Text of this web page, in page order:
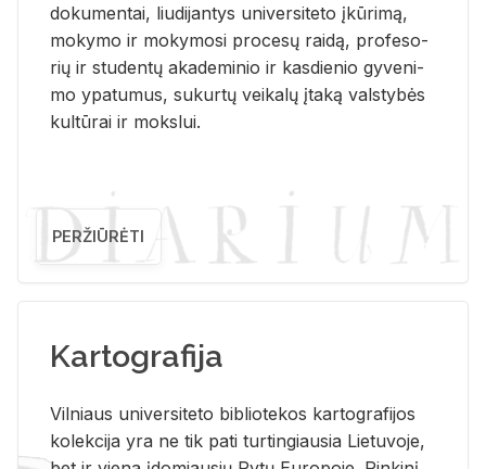
do­ku­men­tai, liu­di­jan­tys uni­ver­si­te­to įkū­ri­mą,
mo­ky­mo ir mo­ky­mo­si pro­ce­sų rai­dą, pro­fe­so­
rių ir stu­den­tų aka­de­mi­nio ir kas­die­nio gy­ve­ni­
mo ypa­tu­mus, su­kur­tų vei­ka­lų įta­ką vals­ty­bės
kul­tū­rai ir moks­lui.
PERŽIŪRĖTI
Kartografija
Vil­niaus uni­ver­si­te­to bi­b­lio­te­kos kar­to­gra­fi­jos
ko­lek­ci­ja yra ne tik pati tur­tin­giau­sia Lie­tu­vo­je,